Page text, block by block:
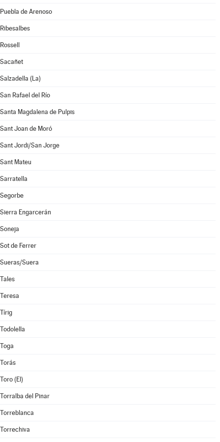
Puebla de Arenoso
Ribesalbes
Rossell
Sacañet
Salzadella (La)
San Rafael del Río
Santa Magdalena de Pulpis
Sant Joan de Moró
Sant Jordi/San Jorge
Sant Mateu
Sarratella
Segorbe
Sierra Engarcerán
Soneja
Sot de Ferrer
Sueras/Suera
Tales
Teresa
Tírig
Todolella
Toga
Torás
Toro (El)
Torralba del Pinar
Torreblanca
Torrechiva